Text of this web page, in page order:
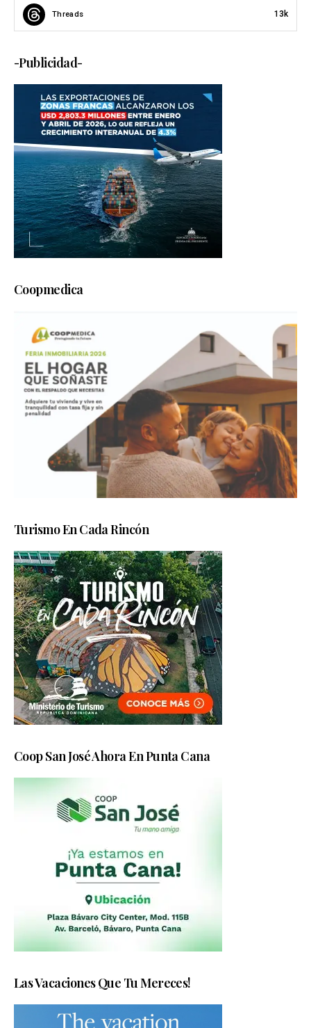
Threads 13k
-Publicidad-
Coopmedica
Turismo En Cada Rincón
Coop San José Ahora En Punta Cana
Las Vacaciones Que Tu Mereces!